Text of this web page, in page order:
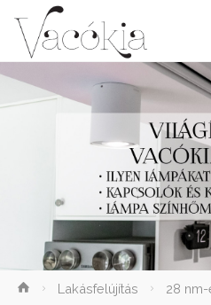
elenítése
Lakásfelújítás 28